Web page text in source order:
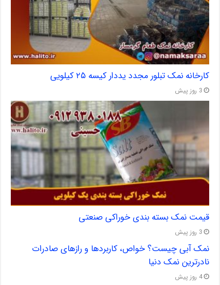
کارخانه نمک تبلور مجدد یددار کیسه ۲۵ کیلویی
3 روز پیش
قیمت نمک بسته بندی خوراکی صنعتی
3 روز پیش
نمک آبی چیست؟ خواص، کاربردها و رازهای صادرات
نادرترین نمک دنیا
4 روز پیش